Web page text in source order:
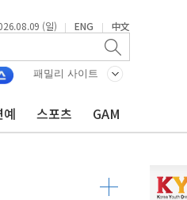
(일) | ENG | 中文
패밀리 사이트
예 스포츠 GAM